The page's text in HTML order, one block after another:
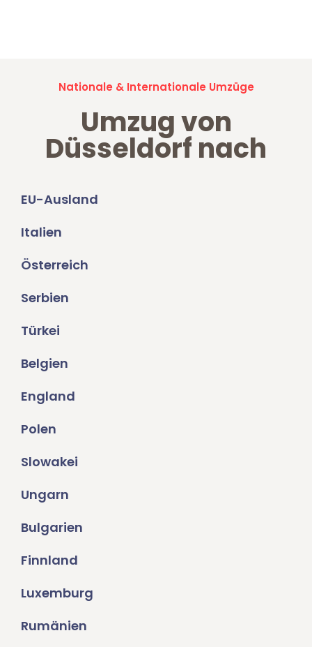
Nationale & Internationale Umzüge
Umzug von
Düsseldorf nach
EU-Ausland
Italien
Österreich
Serbien
Türkei
Belgien
England
Polen
Slowakei
Ungarn
Bulgarien
Finnland
Luxemburg
Rumänien